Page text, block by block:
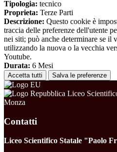
Tipologia: tecnico
Proprieta: Terze Parti
Descrizione: Questo cookie è
traccia delle preferenze dell'utente
nei siti; può anche determinare se il
utilizzando la nuova o la vecchia
Youtube.
Durata: 6 Mesi
Accetta tutti Salva le preferenze
Liceo
Monza
Contatti
Liceo Scientifico Statale "Paolo